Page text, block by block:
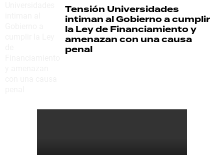
Tensión Universidades
intiman al Gobierno a cumplir
la Ley de Financiamiento y
amenazan con una causa
penal